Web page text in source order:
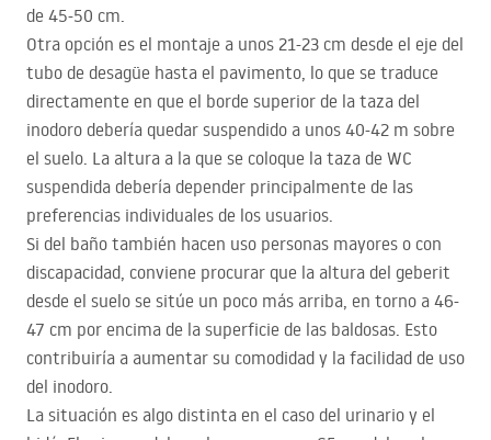
de 45-50 cm.
Otra opción es el montaje a unos 21-23 cm desde el eje del
tubo de desagüe hasta el pavimento, lo que se traduce
directamente en que el borde superior de la taza del
inodoro debería quedar suspendido a unos 40-42 m sobre
el suelo. La altura a la que se coloque la taza de WC
suspendida debería depender principalmente de las
preferencias individuales de los usuarios.
Si del baño también hacen uso personas mayores o con
discapacidad, conviene procurar que la altura del geberit
desde el suelo se sitúe un poco más arriba, en torno a 46-
47 cm por encima de la superficie de las baldosas. Esto
contribuiría a aumentar su comodidad y la facilidad de uso
del inodoro.
La situación es algo distinta en el caso del urinario y el